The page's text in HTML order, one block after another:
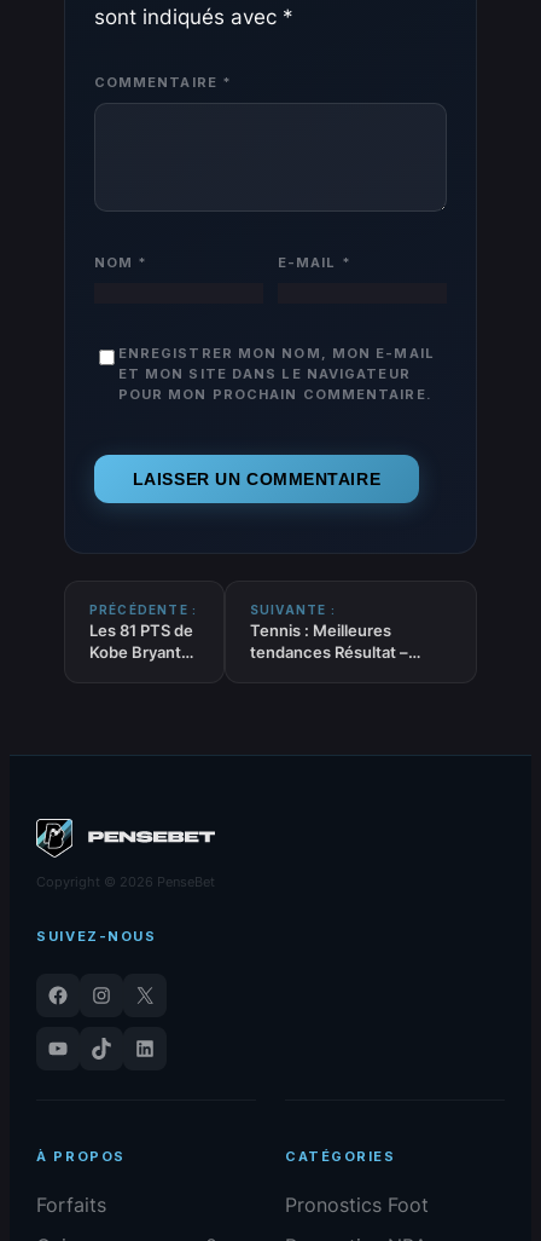
sont indiqués avec *
COMMENTAIRE *
NOM * E-MAIL *
ENREGISTRER MON NOM, MON E-MAIL
ET MON SITE DANS LE NAVIGATEUR
POUR MON PROCHAIN COMMENTAIRE.
PRÉCÉDENTE :
Les 81 PTS de
Kobe Bryant
SUIVANTE :
Tennis : Meilleures
tendances Résultat –
Copyright © 2026 PenseBet
SUIVEZ-NOUS
Facebook Instagram
X
YouTube
TikTok LinkedIn
À PROPOS
Forfaits
CATÉGORIES
Pronostics Foot